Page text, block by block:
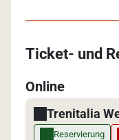
Ticket- und
Online
Trenitalia
Reservierung